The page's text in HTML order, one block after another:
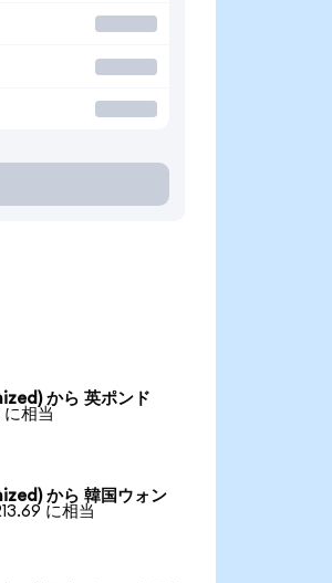
から 英ポンド
相当
から 韓国ウォン
に相当